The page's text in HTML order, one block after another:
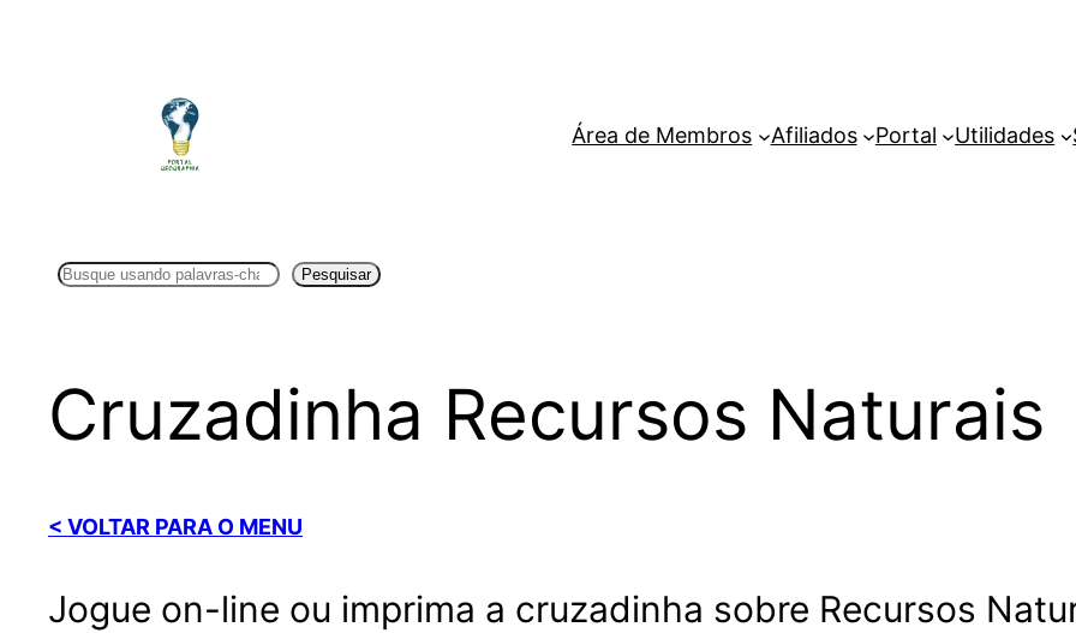
Área de Membros Afiliados Portal Utilidades
Pesquisar Pesquisar
Cruzadinha Recursos Naturais
< VOLTAR PARA O MENU
Jogue on-line ou imprima a cruzadinha sobre Recursos